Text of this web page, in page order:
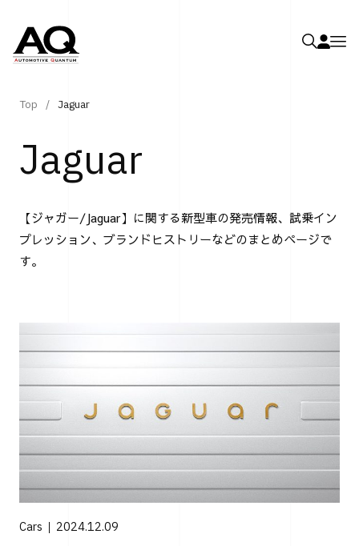
Top Jaguar
Jaguar
【ジャガー/Jaguar】に関する新型車の発売情報、試乗イン
プレッション、ブランドヒストリーなどのまとめページで
す。
Cars 2024.12.09